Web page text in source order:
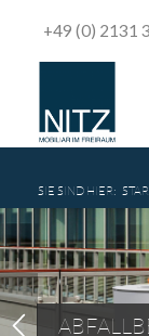
+49 (0) 2131
SIE SIND HIER: